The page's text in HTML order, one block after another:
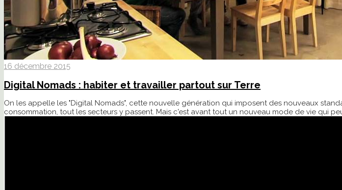
16 décembre 2015
Digital Nomads : habiter et travailler partout sur Terre
On les appelle les "Digital Nomads", cette nouvelle génération qui imposent des nouveaux
consommation, tout les secteurs y passent. Mais c'est avant tout un nouveau mode de vie qui